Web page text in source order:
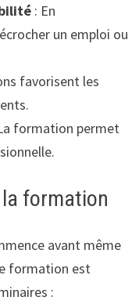
: En
un emploi ou
favorisent les
formation permet
formation
avant même
formation est
: